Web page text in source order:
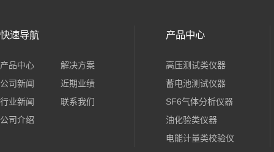
快速导航
产品中心
解决方案
公司新闻
近期业绩
行业新闻
联系我们
公司介绍
产品中心
高压测试类仪器
蓄电池测试仪器
SF6气体分析仪器
油化验类仪器
电能计量类校验仪